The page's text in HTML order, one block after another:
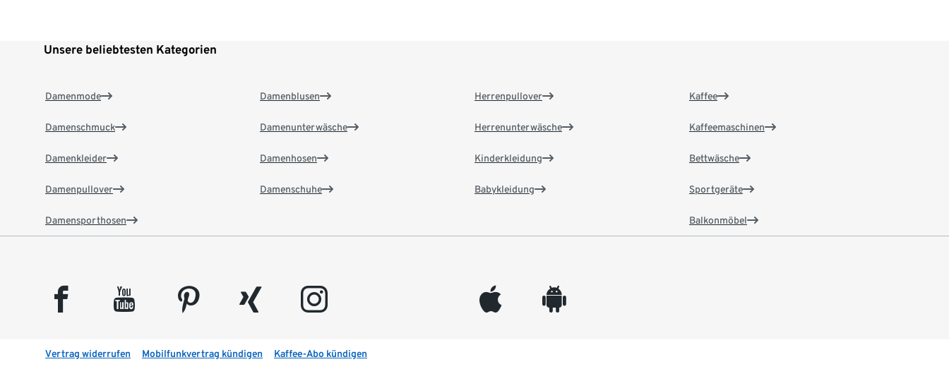
Unsere beliebtesten Kategorien
Damenmode
Damenschmuck
Damenkleider
Damenpullover
Damensporthosen
Damenblusen
Damenunterwäsche
Damenhosen
Damenschuhe
Herrenpullover
Herrenunterwäsche
Kinderkleidung
Babykleidung
Kaffee
Kaffeemaschinen
Bettwäsche
Sportgeräte
Balkonmöbel
facebook youtube pinterest xing instagram appleinc android
Vertrag widerrufen Mobilfunkvertrag kündigen Kaffee-Abo kündigen